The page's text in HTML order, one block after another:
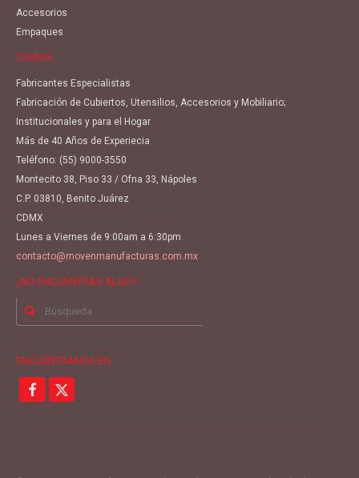
Accesorios
Empaques
SOMOS
Fabricantes Especialistas
Fabricación de Cubiertos, Utensilios, Accesorios y Mobiliario;
Institucionales y para el Hogar
Más de 40 Años de Experiecia
Teléfono: (55) 9000-3550
Montecito 38, Piso 33 / Ofna 33, Nápoles
C.P. 03810, Benito Juárez
CDMX
Lunes a Viernes de 9:00am a 6:30pm
contacto@movenmanufacturas.com.mx
¿NO ENCUENTRAS ALGO?
Buscar
ENCUÉNTRANOS EN